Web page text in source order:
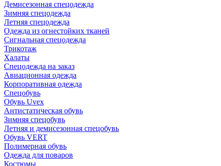
Демисезонная спецодежда
Зимняя спецодежда
Летняя спецодежда
Одежда из огнестойких тканей
Сигнальная спецодежда
Трикотаж
Халаты
Спецодежда на заказ
Авиационная одежда
Корпоративная одежда
Спецобувь
Обувь Uvex
Антистатическая обувь
Зимняя спецобувь
Летняя и демисезонная спецобувь
Обувь VERT
Полимерная обувь
Одежда для поваров
Костюмы